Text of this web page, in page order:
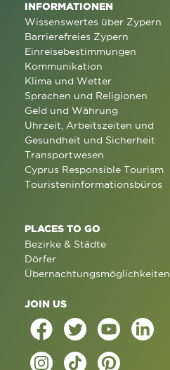
INFORMATIONEN
Wissenswertes über Zypern
Barrierefreies Zypern
Einreisebestimmungen
Kommunikation
Klima und Wetter
Sprachen und Religionen
Geld und Währung
Uhrzeit, Arbeitszeiten und
Gesundheit und Sicherheit
Transportwesen
Cyprus Responsible Tourism
Touristeninformationsbüros
PLACES TO GO
Bezirke & Städte
Dörfer
Übernachtungsmöglichkeiten
JOIN US